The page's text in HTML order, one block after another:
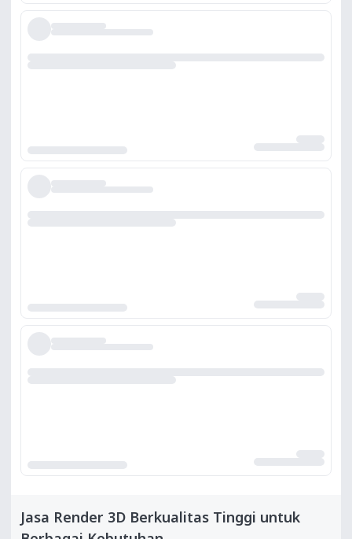
Jasa Render 3D Berkualitas Tinggi untuk